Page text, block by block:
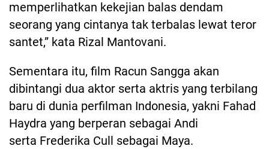
memperlihatkan kekejian balas dendam
seorang yang cintanya tak terbalas lewat teror
santet,” kata Rizal Mantovani.
Sementara itu, film Racun Sangga akan
dibintangi dua aktor serta aktris yang terbilang
baru di dunia perfilman Indonesia, yakni Fahad
Haydra yang berperan sebagai Andi
serta Frederika Cull sebagai Maya.